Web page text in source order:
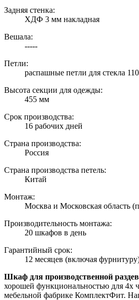
Задняя стенка:
ХДФ 3 мм накладная
Вешала:
-----
Петли:
распашные петли для стекла
Высота секции для одежды:
455 мм
Срок производства:
16 рабочих дней
Страна производства:
Россия
Страна производства петель:
Китай
Монтаж:
Москва и Московская область
Производительность монтажа:
20 шкафов в день
Гарантийный срок:
12 месяцев (включая
Шкаф для производственной
хорошей функциональностью для 4х
мебельной фабрике КомплектФит.